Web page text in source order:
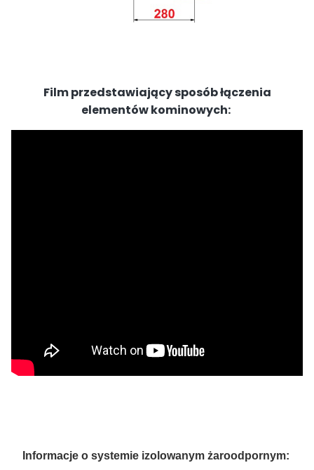
Film przedstawiający sposób łączenia
elementów kominowych:
Informacje o systemie izolowanym żaroodpornym: